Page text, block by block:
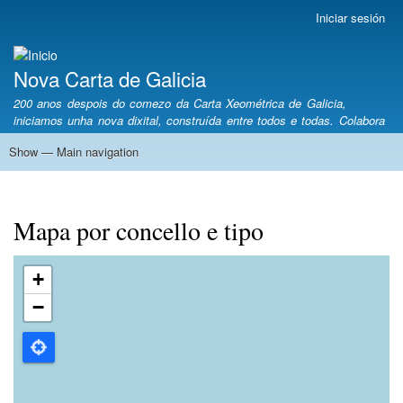
account
menu
Iniciar sesión
Nova Carta
Nova Carta de Galicia
200 anos despois do comezo da Carta Xeométrica de Galicia,
iniciamos unha nova dixital, construída entre todos e todas. Colabora
Main
Show — Main navigation
Mapa por concello e tipo
+
−